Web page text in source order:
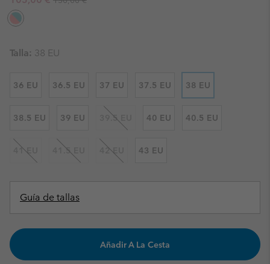
Talla: 38 EU
36 EU 36.5 EU 37 EU 37.5 EU 38 EU
38.5 EU 39 EU 39.5 EU 40 EU 40.5 EU
41 EU 41.5 EU 42 EU 43 EU
Guía de tallas
Añadir A La Cesta